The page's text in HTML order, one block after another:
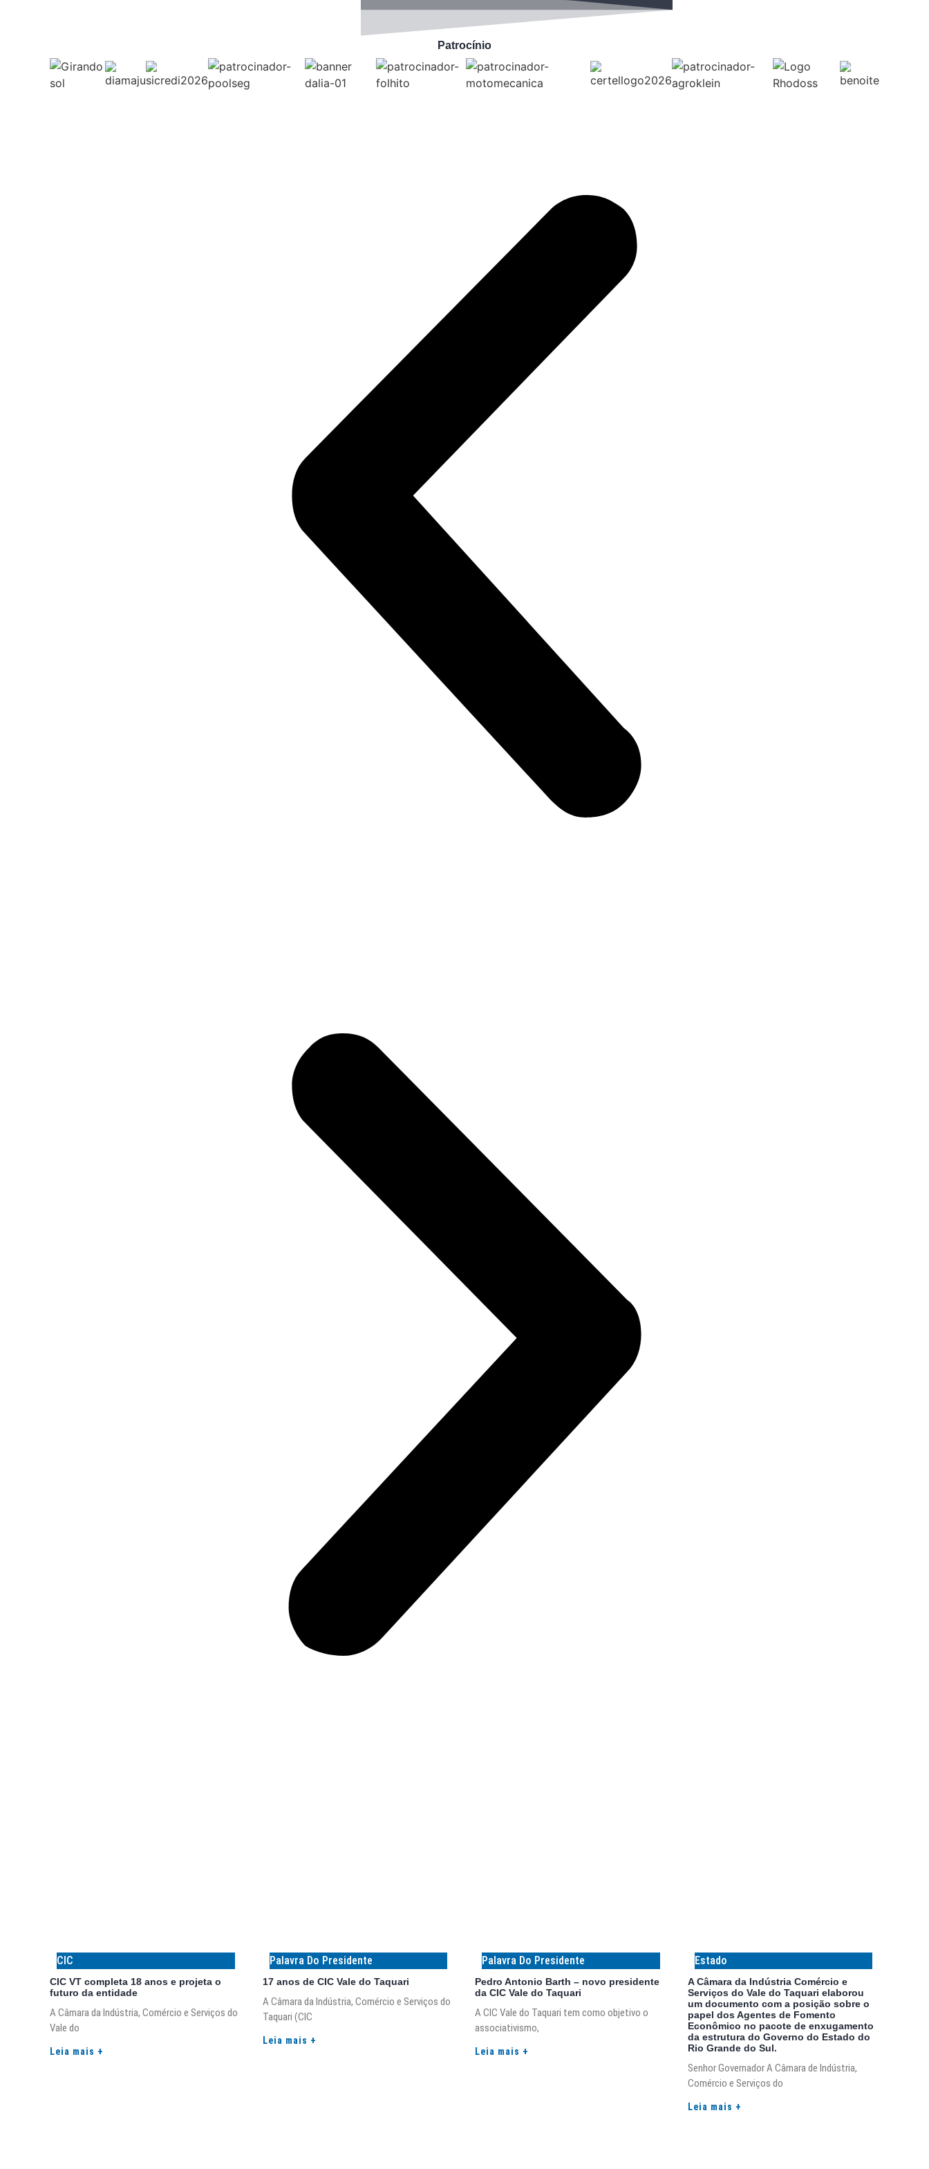
Patrocínio
CIC
CIC VT completa 18 anos e projeta o
futuro da entidade
A Câmara da Indústria, Comércio e Serviços do
Vale do
Leia mais +
Palavra Do Presidente
17 anos de CIC Vale do Taquari
A Câmara da Indústria, Comércio e Serviços do
Taquari (CIC
Leia mais +
Palavra Do Presidente
Pedro Antonio Barth – novo presidente
da CIC Vale do Taquari
A CIC Vale do Taquari tem como objetivo o
associativismo,
Leia mais +
Estado
A Câmara da Indústria Comércio e
Serviços do Vale do Taquari elaborou
um documento com a posição sobre o
papel dos Agentes de Fomento
Econômico no pacote de enxugamento
da estrutura do Governo do Estado do
Rio Grande do Sul.
Senhor Governador A Câmara de Indústria,
Comércio e Serviços do
Leia mais +